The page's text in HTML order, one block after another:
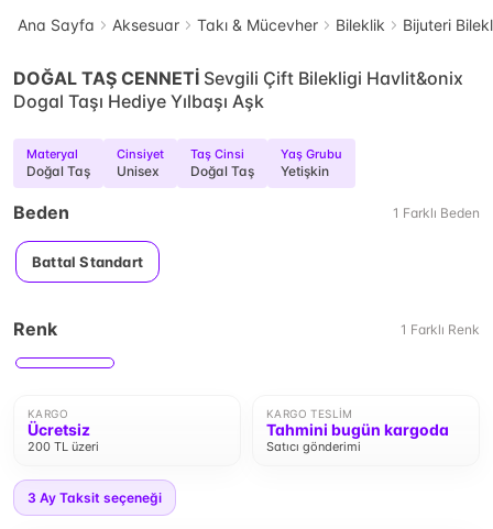
Ana Sayfa Aksesuar Takı & Mücevher Bileklik Bijuteri
DOĞAL TAŞ CENNETİ Sevgili Çift Bilekligi Havlit&onix
Dogal Taşı Hediye Yılbaşı Aşk
Materyal
Doğal Taş
Cinsiyet
Unisex
Taş Cinsi
Doğal Taş
Yaş Grubu
Yetişkin
Beden 1 Farklı Beden
Battal Standart
Renk 1 Farklı Renk
KARGO
Ücretsiz
200 TL üzeri
KARGO TESLIM
Tahmini bugün kargoda
Satıcı gönderimi
3 Ay Taksit seçeneği